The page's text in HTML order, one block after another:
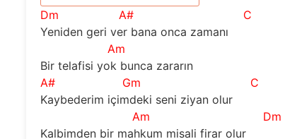
Dm
A#
C
Yeniden geri ver bana onca zamanı
Am
Bir telafisi yok bunca zararın
A#
Gm
C
Kaybederim içimdeki seni ziyan olur
Am
Dm
Kalbimden bir mahkum misali firar olur